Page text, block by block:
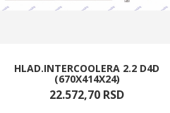
HLAD.INTERCOOLERA 2.2 D4D
(670X414X24)
22.572,70 RSD